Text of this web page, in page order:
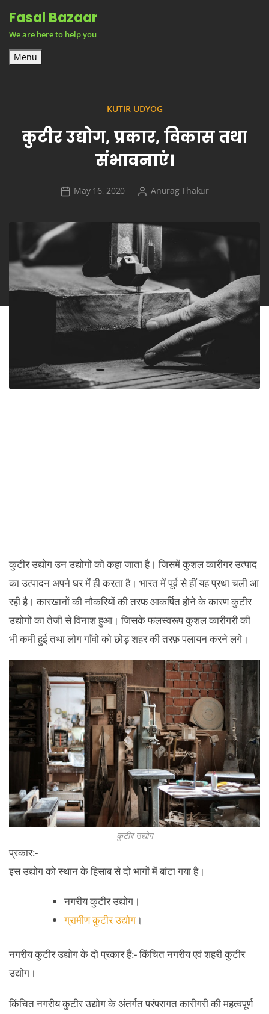
content
Fasal Bazaar
We are here to help you
Menu
KUTIR UDYOG
कुटीर उद्योग, प्रकार, विकास तथा
संभावनाएं।
May 16, 2020 Anurag Thakur
कुटीर उद्योग उन उद्योगों को कहा जाता है। जिसमें कुशल कारीगर उत्पाद
का उत्पादन अपने घर में ही करता है। भारत में पूर्व से हीं यह प्रथा चली आ
रही है। कारखानों की नौकरियों की तरफ आकर्षित होने के कारण कुटीर
उद्योगों का तेजी से विनाश हुआ। जिसके फलस्वरूप कुशल कारीगरी की
भी कमी हुई तथा लोग गाँवो को छोड़ शहर की तरफ़ पलायन करने लगे।
कुटीर उद्योग
प्रकार:-
इस उद्योग को स्थान के हिसाब से दो भागों में बांटा गया है।
नगरीय कुटीर उद्योग।
ग्रामीण कुटीर उद्योग।
नगरीय कुटीर उद्योग के दो प्रकार हैं:- किंचित नगरीय एवं शहरी कुटीर
उद्योग।
किंचित नगरीय कुटीर उद्योग के अंतर्गत परंपरागत कारीगरी की महत्वपूर्ण